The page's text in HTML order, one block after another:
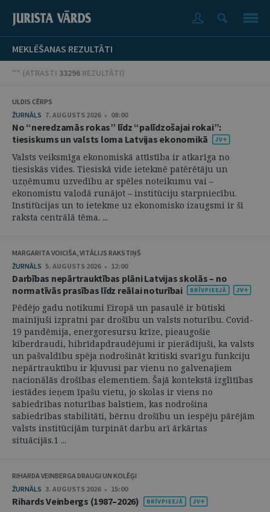
MEKLĒŠANAS REZULTĀTI
"" (ATRASTI 33296 REZULTĀTI)
ULDIS CĒRPS
ŽURNĀLS 7. AUGUSTS 2026 • 08:00
No “neredzamās rokas” līdz “palīdzošajai rokai”:
tiesiskums un valsts loma Latvijas ekonomikā
Valsts veiksmīga ekonomiskā attīstība ir atkarīga no
tiesiskās vides. Tiesiskā vide ietekmē patērētāju un
uzņēmumu uzvedību ar spēles noteikumu vai –
ekonomistu valodā runājot – institūciju starpniecību.
Institūcijas un to ietekme uz ekonomisko izaugsmi ir šī
raksta centrālā tēma. ...
MARGARITA VOICIŠA, VITĀLIJS RAKSTIŅŠ
ŽURNĀLS 5. AUGUSTS 2026 • 12:00
Darbības nepārtrauktības plāni Latvijas skolās – no
normatīvās prasības līdz reālai noturībai
Pēdējo gadu notikumi Eiropā un pasaulē ir būtiski
mainījuši izpratni par drošību un valsts noturību. Covid-
19 pandēmija, energoresursu krīze, pieaugošie
kiberdraudi, hibrīdapdraudējumi ir pierādījuši, ka valsts
un pašvaldību spēja nodrošināt kritiski svarīgu funkciju
nepārtrauktību ir kļuvusi par vienu no galvenajiem
nacionālās drošības elementiem. Šajā kontekstā izglītības
iestādes ieņem īpašu vietu, jo skolas ir viens no
sabiedrības noturības balstiem, kas nodrošina
sabiedrības stabilitāti, bērnu drošību un iespēju pārējām
valsts institūcijām turpināt darbu arī ārkārtas
situācijās.1 ...
RIHARDA VEINBERGA DRAUGI UN KOLĒĢI
ŽURNĀLS 3. AUGUSTS 2026 • 15:00
Rihards Veinbergs (1987–2026)